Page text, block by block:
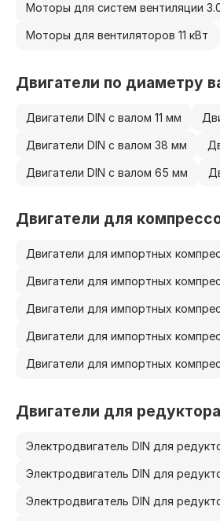
Моторы для систем вентиляции
Моторы для вентиляторов 11 кВт
Двигатели по диаметру
Двигатели DIN с валом 11 мм
Двигатели DIN с валом 38 мм
Двигатели DIN с валом 65 мм
Двигатели для
Двигатели для импортных
Двигатели для импортных
Двигатели для импортных
Двигатели для импортных
Двигатели для импортных
Двигатели для редуктора
Электродвигатель DIN для
Электродвигатель DIN для
Электродвигатель DIN для